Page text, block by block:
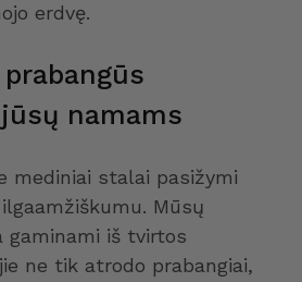
erdvę.
namams
mediniai stalai pasižymi
Mūsų
gaminami iš tvirtos
ne tik atrodo prabangiai,